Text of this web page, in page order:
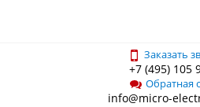
Заказать
+7 (495) 105
Обратная
info@micro-